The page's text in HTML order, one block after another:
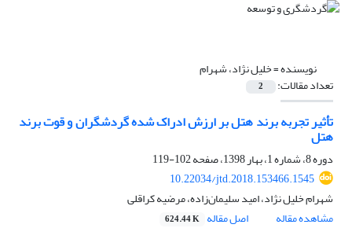
نویسنده =خلیل نژاد، شهرام
تعداد مقالات: 2
تأثیر تجربه برند هتل بر ارزش ادراک شده گردشگران و قوت برند
هتل
دوره 8، شماره 1، بهار 1398، صفحه
102-119
10.22034/jtd.2018.153466.1545
شهرام خلیل نژاد، امید سلیمان‌زاده، مرضیه کراقلی
مشاهده مقاله
اصل مقاله 624.44 K